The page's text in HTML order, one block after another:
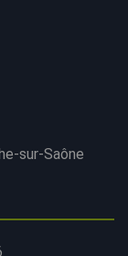
sur-Saône